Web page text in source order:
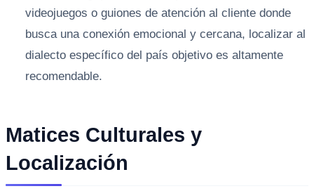
videojuegos o guiones de atención al cliente donde
busca una conexión emocional y cercana, localizar al
dialecto específico del país objetivo es altamente
recomendable.
Matices Culturales y
Localización